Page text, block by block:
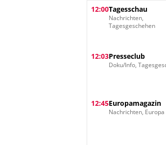
12:00Tagesschau
Nachrichten,
Tagesgeschehen
12:03Presseclub
Doku/Info,
12:45Europamagazin
Nachrichten, Europa